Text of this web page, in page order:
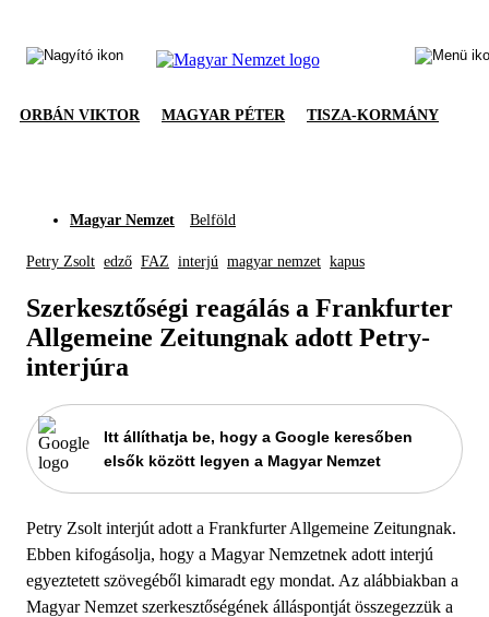
ORBÁN VIKTOR MAGYAR PÉTER TISZA-KORMÁNY
Magyar Nemzet Belföld
Petry Zsolt edző FAZ interjú magyar nemzet kapus
Szerkesztőségi reagálás a Frankfurter
Allgemeine Zeitungnak adott Petry-
interjúra
Itt állíthatja be, hogy a Google keresőben
elsők között legyen a Magyar Nemzet
Petry Zsolt interjút adott a Frankfurter Allgemeine Zeitungnak.
Ebben kifogásolja, hogy a Magyar Nemzetnek adott interjú
egyeztetett szövegéből kimaradt egy mondat. Az alábbiakban a
Magyar Nemzet szerkesztőségének álláspontját összegezzük a